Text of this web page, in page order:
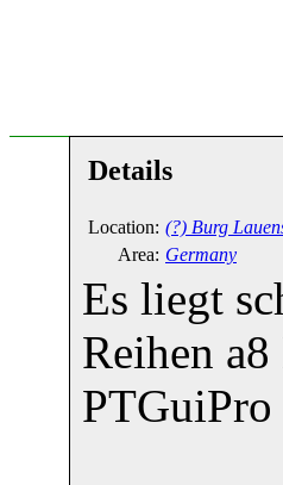
Details
Location: (?) Burg
Area: Germany
Es liegt
Reihen
PTGuiPro